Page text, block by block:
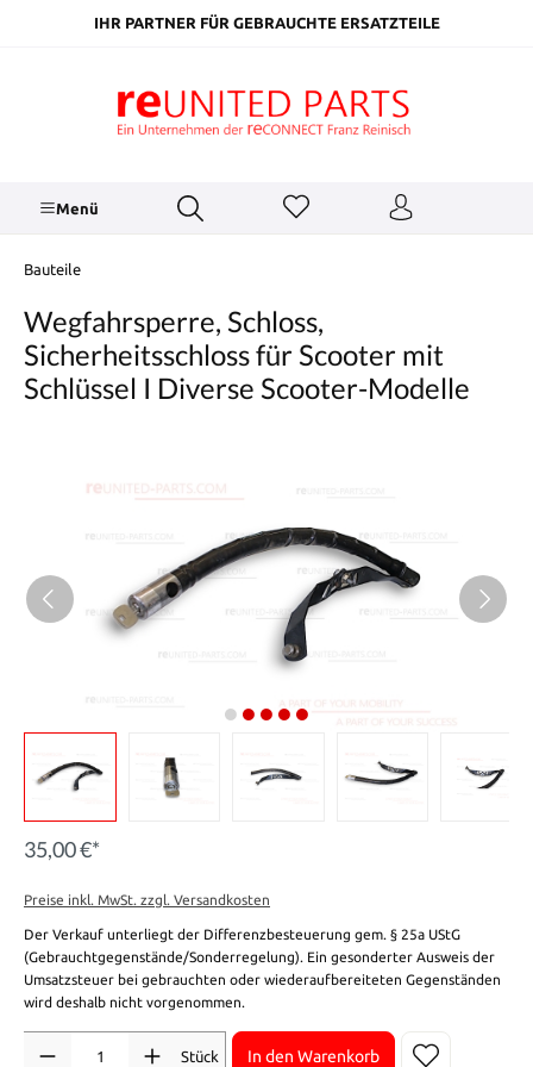
springenIHR PARTNER FÜR GEBRAUCHTE ERSATZTEILE
Menü
Bauteile
Wegfahrsperre, Schloss,
Sicherheitsschloss für Scooter mit
Schlüssel I Diverse Scooter-Modelle
35,00 €*
Preise inkl. MwSt. zzgl. Versandkosten
Der Verkauf unterliegt der Differenzbesteuerung gem. § 25a UStG
(Gebrauchtgegenstände/Sonderregelung). Ein gesonderter Ausweis der
Umsatzsteuer bei gebrauchten oder wiederaufbereiteten Gegenständen
wird deshalb nicht vorgenommen.
Stück
In den Warenkorb